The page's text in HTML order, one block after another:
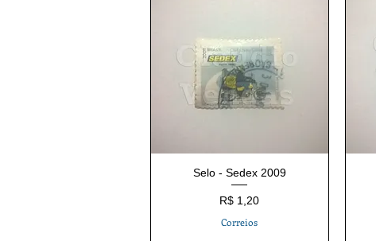
Selo - Sedex 2009
Preço
R$ 1,20
Correios